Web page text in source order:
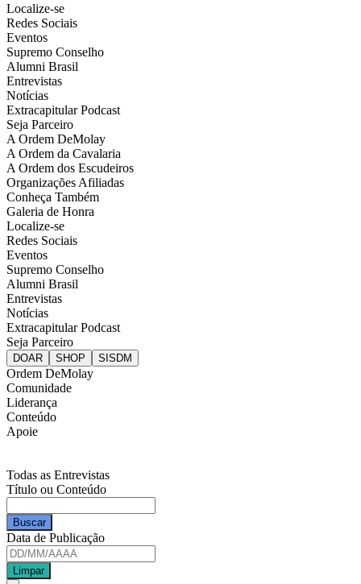
Localize-se
Redes Sociais
Eventos
Supremo Conselho
Alumni Brasil
Entrevistas
Notícias
Extracapitular Podcast
Seja Parceiro
A Ordem DeMolay
A Ordem da Cavalaria
A Ordem dos Escudeiros
Organizações Afiliadas
Conheça Também
Galeria de Honra
Localize-se
Redes Sociais
Eventos
Supremo Conselho
Alumni Brasil
Entrevistas
Notícias
Extracapitular Podcast
Seja Parceiro
Ordem DeMolay
Comunidade
Liderança
Conteúdo
Apoie
Todas as Entrevistas
Título ou Conteúdo
Data de Publicação